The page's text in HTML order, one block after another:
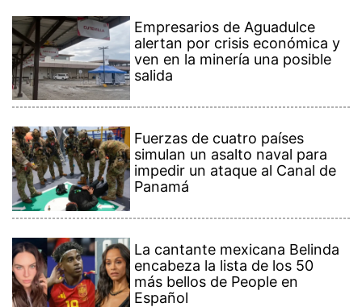
Empresarios de Aguadulce
alertan por crisis económica y
ven en la minería una posible
salida
Fuerzas de cuatro países
simulan un asalto naval para
impedir un ataque al Canal de
Panamá
La cantante mexicana Belinda
encabeza la lista de los 50
más bellos de People en
Español